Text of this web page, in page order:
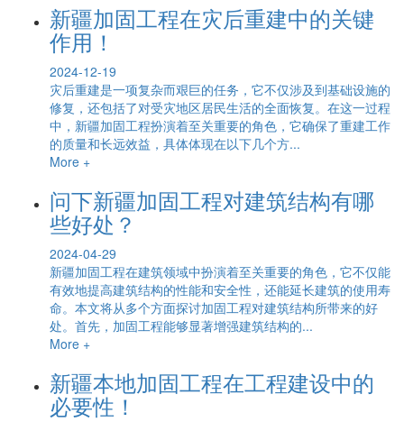
新疆​加固工程在灾后重建中的关键
作用！
2024-12-19
灾后重建是一项复杂而艰巨的任务，它不仅涉及到基础设施的
修复，还包括了对受灾地区居民生活的全面恢复。在这一过程
中，新疆加固工程扮演着至关重要的角色，它确保了重建工作
的质量和长远效益，具体体现在以下几个方...
More +
问下新疆加固工程对建筑结构有哪
些好处？
2024-04-29
新疆加固工程在建筑领域中扮演着至关重要的角色，它不仅能
有效地提高建筑结构的性能和安全性，还能延长建筑的使用寿
命。本文将从多个方面探讨加固工程对建筑结构所带来的好
处。首先，加固工程能够显著增强建筑结构的...
More +
新疆本地加固工程在工程建设中的
必要性！